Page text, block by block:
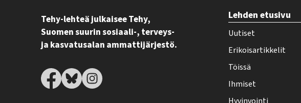
Tehy-lehteä julkaisee Tehy,
Suomen suurin sosiaali-, terveys-
ja kasvatusalan ammattijärjestö.
e
h
y
-
l
Lehden etusivu
Uutiset
Erikoisartikkelit
Töissä
Ihmiset